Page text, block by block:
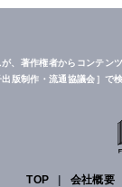
、著作権者からコンテ
版制作・流通協議会］で
TOP 会社概要